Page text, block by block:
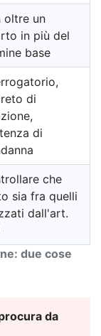
due cose
oltre un
in più del
base
di
di
che
sia fra quelli
dall'art.
da